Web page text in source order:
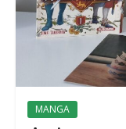
MANGA